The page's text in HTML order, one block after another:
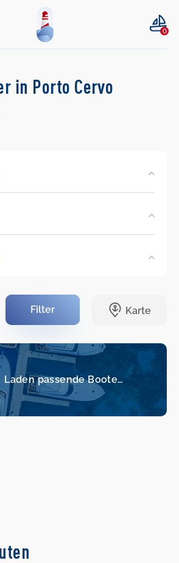
0
in Porto Cervo
Laden passende Boote…